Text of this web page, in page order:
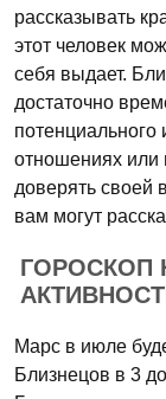
рассказывать
этот человек
себя выдает.
достаточно
потенциального
отношениях или
доверять своей
вам могут
ГОРОСКОП
Марс в июле
Близнецов в 3